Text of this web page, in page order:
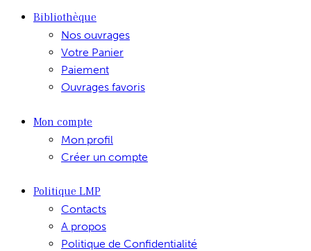
Bibliothèque
Nos ouvrages
Votre Panier
Paiement
Ouvrages favoris
Mon compte
Mon profil
Créer un compte
Politique LMP
Contacts
A propos
Politique de Confidentialité